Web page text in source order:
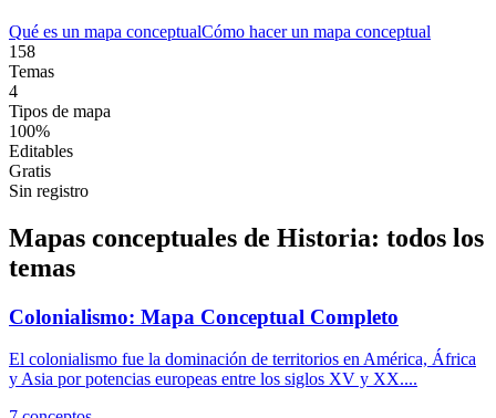
Qué es un mapa conceptualCómo hacer un mapa conceptual
158
Temas
4
Tipos de mapa
100%
Editables
Gratis
Sin registro
Mapas conceptuales de Historia: todos los
temas
Colonialismo: Mapa Conceptual Completo
El colonialismo fue la dominación de territorios en América, África
y Asia por potencias europeas entre los siglos XV y XX....